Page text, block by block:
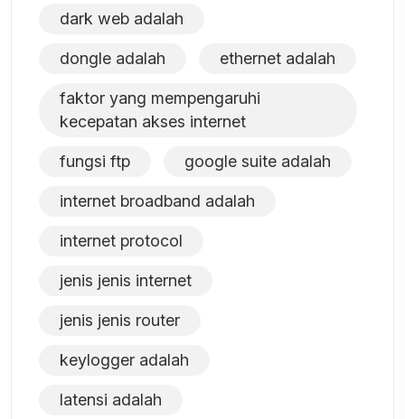
dark web adalah
dongle adalah ethernet adalah
faktor yang mempengaruhi
kecepatan akses internet
fungsi ftp google suite adalah
internet broadband adalah
internet protocol
jenis jenis internet
jenis jenis router
keylogger adalah
latensi adalah